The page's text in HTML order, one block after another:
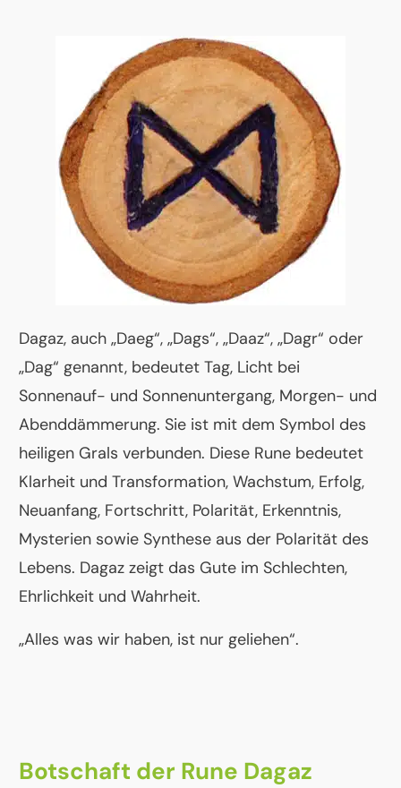
Dagaz, auch „Daeg“, „Dags“, „Daaz“, „Dagr“ oder
„Dag“ genannt, bedeutet Tag, Licht bei
Sonnenauf- und Sonnenuntergang, Morgen- und
Abenddämmerung. Sie ist mit dem Symbol des
heiligen Grals verbunden. Diese Rune bedeutet
Klarheit und Transformation, Wachstum, Erfolg,
Neuanfang, Fortschritt, Polarität, Erkenntnis,
Mysterien sowie Synthese aus der Polarität des
Lebens. Dagaz zeigt das Gute im Schlechten,
Ehrlichkeit und Wahrheit.
„Alles was wir haben, ist nur geliehen“.
Botschaft der Rune Dagaz